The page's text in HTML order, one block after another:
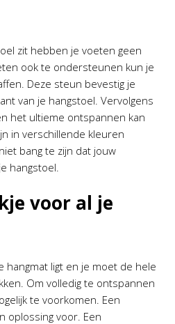
zit hebben je voeten geen
ook te ondersteunen kun je
Deze steun bevestig je
van je hangstoel. Vervolgens
het ultieme ontspannen kan
in verschillende kleuren
bang te zijn dat jouw
hangstoel.
voor al je
hangmat ligt en je moet de hele
Om volledig te ontspannen
te voorkomen. Een
oplossing voor. Een